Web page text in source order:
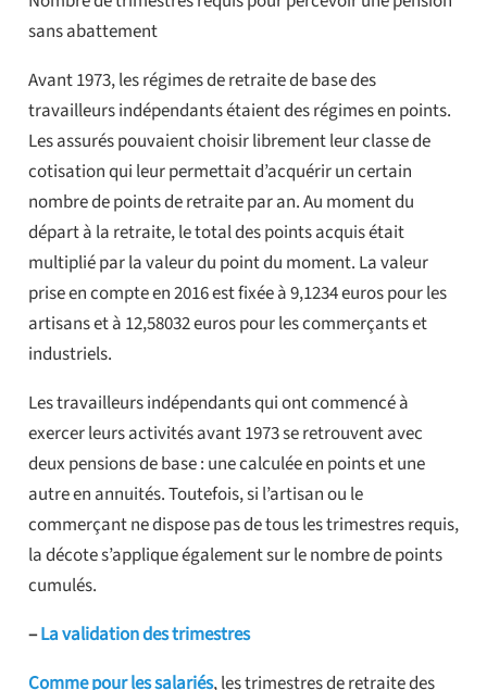
sans abattement
Avant 1973, les régimes de retraite de base des
travailleurs indépendants étaient des régimes en points.
Les assurés pouvaient choisir librement leur classe de
cotisation qui leur permettait d’acquérir un certain
nombre de points de retraite par an. Au moment du
départ à la retraite, le total des points acquis était
multiplié par la valeur du point du moment. La valeur
prise en compte en 2016 est fixée à 9,1234 euros pour les
artisans et à 12,58032 euros pour les commerçants et
industriels.
Les travailleurs indépendants qui ont commencé à
exercer leurs activités avant 1973 se retrouvent avec
deux pensions de base : une calculée en points et une
autre en annuités. Toutefois, si l’artisan ou le
commerçant ne dispose pas de tous les trimestres requis,
la décote s’applique également sur le nombre de points
cumulés.
–La validation des trimestres
Comme pour les salariés, les trimestres de retraite des